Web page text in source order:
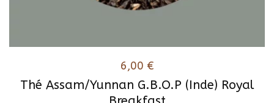
Thé Assam/Yunnan G.B.O.P (Inde) Royal
6,00 €